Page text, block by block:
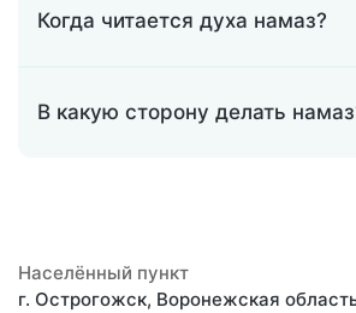
Когда читается духа намаз?
В какую сторону делать
Населённый пункт
г. Острогожск, Воронежская